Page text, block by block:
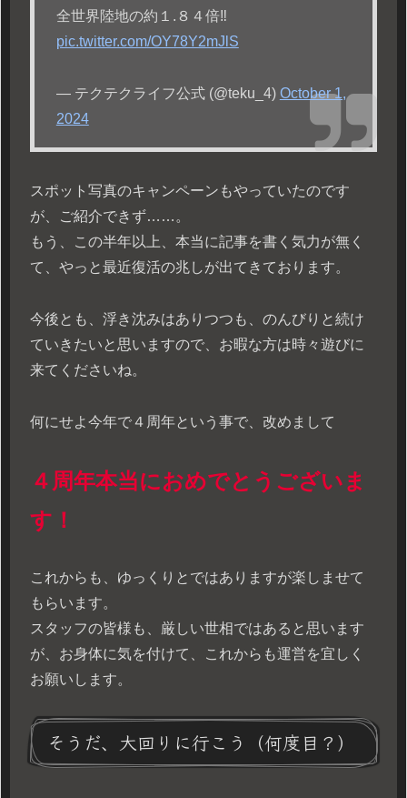
全世界陸地の約１.８４倍‼️
pic.twitter.com/OY78Y2mJlS
— テクテクライフ公式 (@teku_4) October 1,
2024
スポット写真のキャンペーンもやっていたのです
が、ご紹介できず……。
もう、この半年以上、本当に記事を書く気力が無く
て、やっと最近復活の兆しが出てきております。
今後とも、浮き沈みはありつつも、のんびりと続け
ていきたいと思いますので、お暇な方は時々遊びに
来てくださいね。
何にせよ今年で４周年という事で、改めまして
４周年本当におめでとうございま
す！
これからも、ゆっくりとではありますが楽しませて
もらいます。
スタッフの皆様も、厳しい世相ではあると思います
が、お身体に気を付けて、これからも運営を宜しく
お願いします。
そうだ、大回りに行こう（何度目？）